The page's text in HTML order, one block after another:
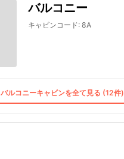
バルコニー
キャビンコード: 8A
バルコニーキャビンを全て見る (12件)